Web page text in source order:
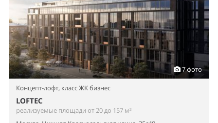
7 фото
Концепт-лофт, класс ЖК бизнес
LOFTEC
реализуемые площади от 20 до 157 м²